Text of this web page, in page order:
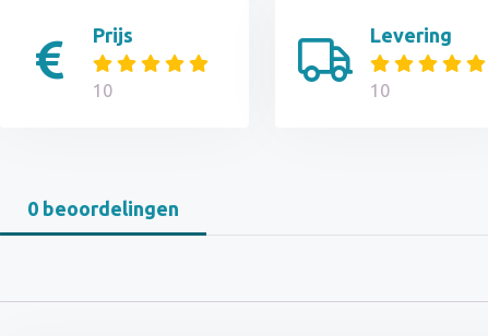
Prijs
10
Levering
10
0 beoordelingen